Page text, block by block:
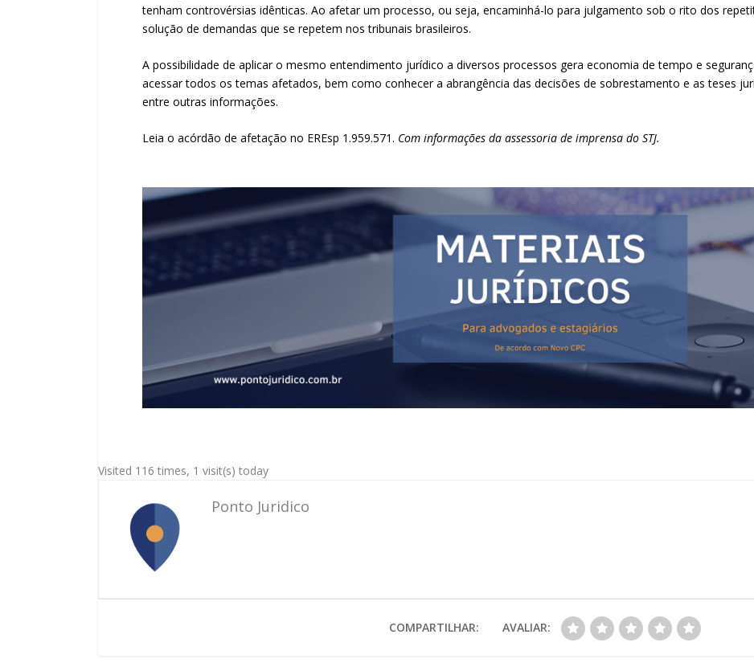
tenham controvérsias idênticas. Ao afetar um processo, ou seja, encaminhá-lo para julgamento sob o rito dos
solução de demandas que se repetem nos tribunais brasileiros.
A possibilidade de aplicar o mesmo entendimento jurídico a diversos processos gera economia de tempo e
acessar todos os temas afetados, bem como conhecer a abrangência das decisões de sobrestamento e as teses
entre outras informações.
Leia o acórdão de afetação no EREsp 1.959.571. Com informações da assessoria de imprensa do STJ.
Visited 116 times, 1 visit(s) today
Ponto Juridico
COMPARTILHAR: AVALIAR: